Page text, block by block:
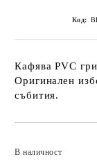
Код:
Кафява PVC
Оригинален
събития.
В наличност